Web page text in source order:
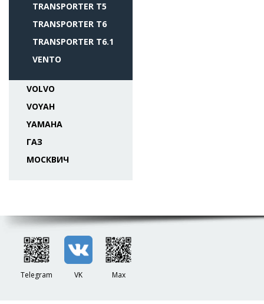
TRANSPORTER T5
TRANSPORTER T6
TRANSPORTER T6.1
VENTO
VOLVO
VOYAH
YAMAHA
ГАЗ
МОСКВИЧ
Telegram VK Max